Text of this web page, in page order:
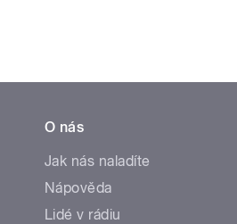
O nás
Jak nás naladíte
Nápověda
Lidé v rádiu